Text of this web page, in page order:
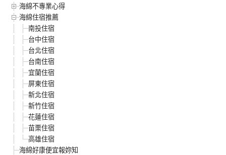
海綿不專業心得
海綿住宿推薦
南投住宿
台中住宿
台北住宿
台南住宿
宜蘭住宿
屏東住宿
新北住宿
新竹住宿
花蓮住宿
苗栗住宿
高雄住宿
海綿好康便宜報妳知